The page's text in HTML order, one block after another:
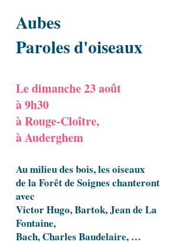
Aubes
Paroles d'oiseaux
Le dimanche 23 août
à 9h30
à Rouge-Cloître,
à Auderghem
Au milieu des bois, les oiseaux
de la Forêt de Soignes chanteront
avec
Victor Hugo, Bartok, Jean de La
Fontaine,
Bach, Charles Baudelaire, …